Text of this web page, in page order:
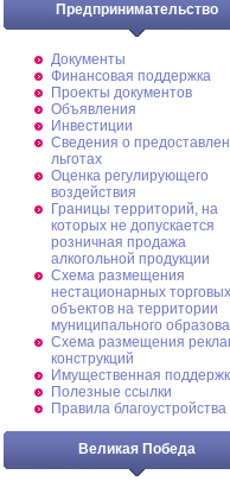
Предпринимательство
Документы
Финансовая поддержка
Проекты документов
Объявления
Инвестиции
Сведения о
льготах
Оценка регулирующего
воздействия
Границы территорий, на
которых не допускается
розничная продажа
алкогольной продукции
Схема размещения
нестационарных торговых
объектов на территории
муниципального
Схема размещения
конструкций
Имущественная
Полезные ссылки
Правила благоустройства
Великая Победа